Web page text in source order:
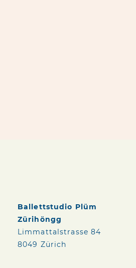
Ballettstudio Plüm
Zürihöngg
Limmattalstrasse 84
8049 Zürich